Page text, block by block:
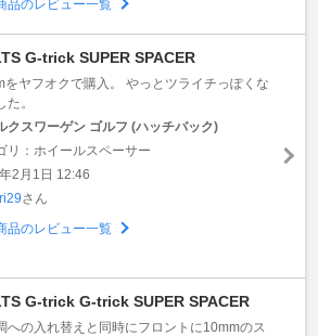
品のレビュー一覧
G-trick SUPER SPACER
をヤフオクで購入。 やっとツライチっぽくな
た。
クスワーゲン ゴルフ (ハッチバック)
リ：ホイールスペーサー
2月1日 12:46
さん
品のレビュー一覧
G-trick G-trick SUPER SPACER
への入れ替えと同時にフロントに10mmのス